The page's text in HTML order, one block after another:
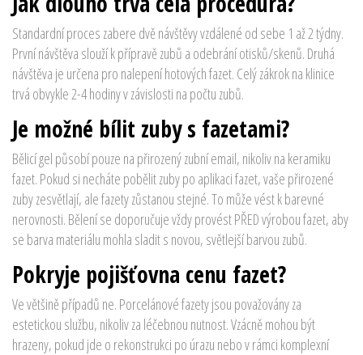
Standardní proces zabere dvě návštěvy vzdálené od sebe 1 až 2 týdny.
První návštěva slouží k přípravě zubů a odebrání otisků/skenů. Druhá
návštěva je určena pro nalepení hotových fazet. Celý zákrok na klinice
trvá obvykle 2-4 hodiny v závislosti na počtu zubů.
Je možné bílit zuby s fazetami?
Bělicí gel působí pouze na přirozený zubní email, nikoliv na keramiku
fazet. Pokud si necháte pobělit zuby po aplikaci fazet, vaše přirozené
zuby zesvětlají, ale fazety zůstanou stejné. To může vést k barevné
nerovnosti. Bělení se doporučuje vždy provést PŘED výrobou fazet, aby
se barva materiálu mohla sladit s novou, světlejší barvou zubů.
Pokryje pojišťovna cenu fazet?
Ve většině případů ne. Porcelánové fazety jsou považovány za
estetickou službu, nikoliv za léčebnou nutnost. Vzácně mohou být
hrazeny, pokud jde o rekonstrukci po úrazu nebo v rámci komplexní